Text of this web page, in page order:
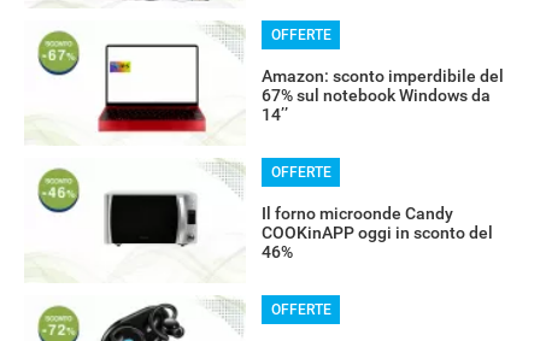
OFFERTE
Amazon: sconto imperdibile del
67% sul notebook Windows da
14’’
OFFERTE
Il forno microonde Candy
COOKinAPP oggi in sconto del
46%
OFFERTE